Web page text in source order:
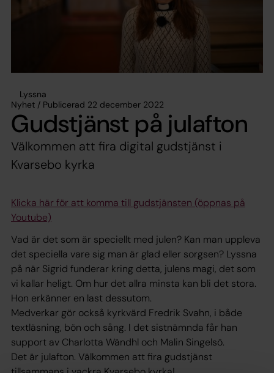
Lyssna
Nyhet / Publicerad 22 december 2022
Gudstjänst på julafton
Välkommen att fira digital gudstjänst i
Kvarsebo kyrka
Klicka här för att komma till gudstjänsten (öppnas på
Youtube)
Vad är det som är speciellt med julen? Kan man uppleva
det speciella vare sig man är glad eller sorgsen? Lyssna
på när Sigrid funderar kring detta, julens magi, det som
vi kallar heligt. Om hur det allra minsta kan bli det stora.
Hon erkänner en last dessutom.
Medverkar gör också kyrkvärd Fredrik Svahn, i både
textläsning, bön och sång. I det sistnämnda får han
support av Charlotta Wändhl och Malin Singelsö.
Det är julafton. Välkommen att fira gudstjänst